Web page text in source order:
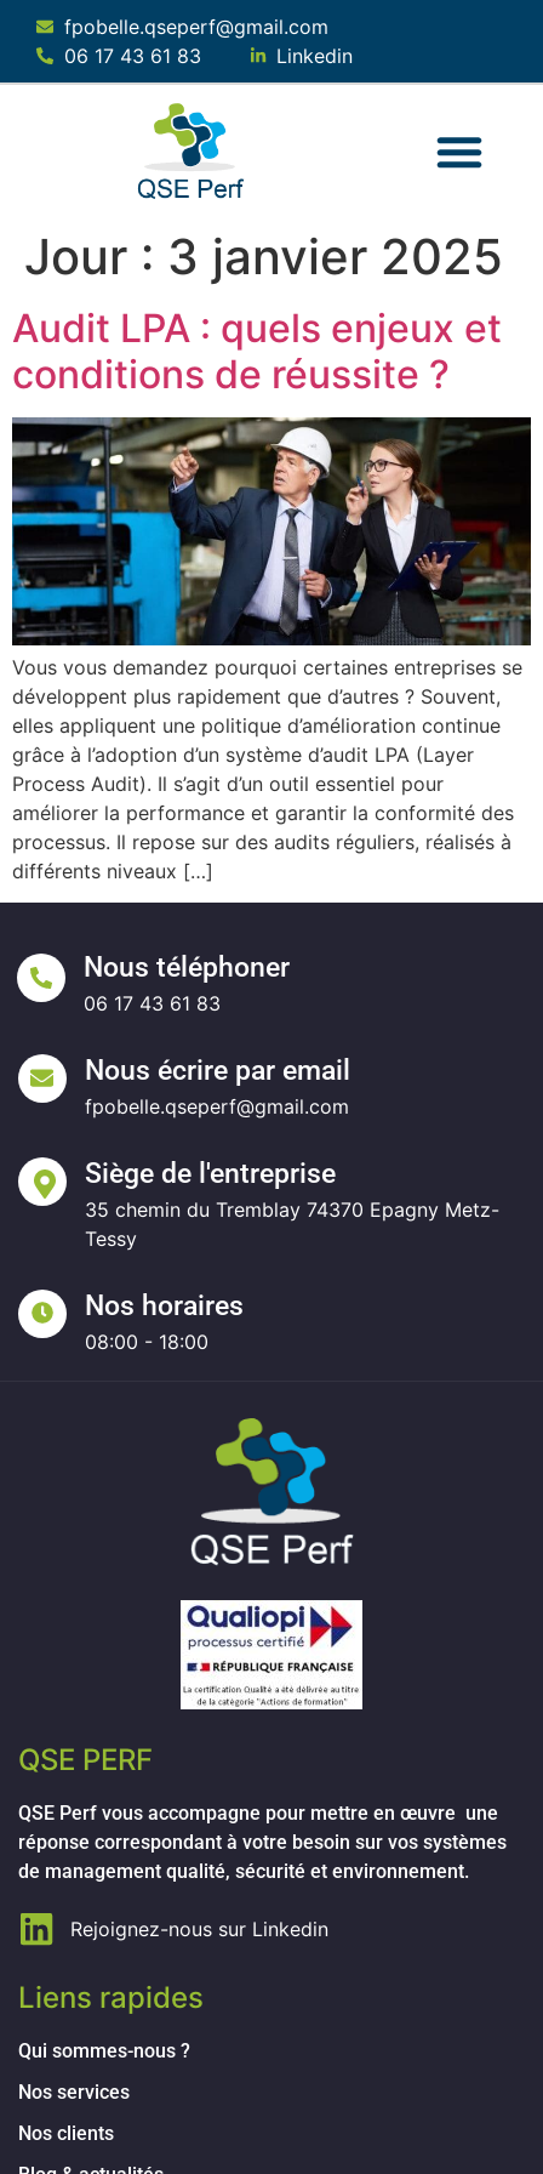
fpobelle.qseperf@gmail.com
06 17 43 61 83
Linkedin
Jour : 3 janvier 2025
Audit LPA : quels enjeux et
conditions de réussite ?
Vous vous demandez pourquoi certaines entreprises se
développent plus rapidement que d’autres ? Souvent,
elles appliquent une politique d’amélioration continue
grâce à l’adoption d’un système d’audit LPA (Layer
Process Audit). Il s’agit d’un outil essentiel pour
améliorer la performance et garantir la conformité des
processus. Il repose sur des audits réguliers, réalisés à
différents niveaux […]
Nous téléphoner
06 17 43 61 83
Nous écrire par email
fpobelle.qseperf@gmail.com
Siège de l'entreprise
35 chemin du Tremblay 74370 Epagny Metz-
Tessy
Nos horaires
08:00 - 18:00
QSE PERF
QSE Perf vous accompagne pour mettre en œuvre une
réponse correspondant à votre besoin sur vos systèmes
de management qualité, sécurité et environnement.
Rejoignez-nous sur Linkedin
Liens rapides
Qui sommes-nous ?
Nos services
Nos clients